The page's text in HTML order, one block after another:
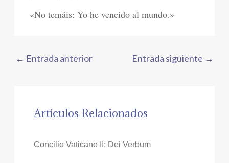
«No temáis: Yo he vencido al mundo.»
← Entrada anterior Entrada siguiente →
Artículos Relacionados
Concilio Vaticano II: Dei Verbum